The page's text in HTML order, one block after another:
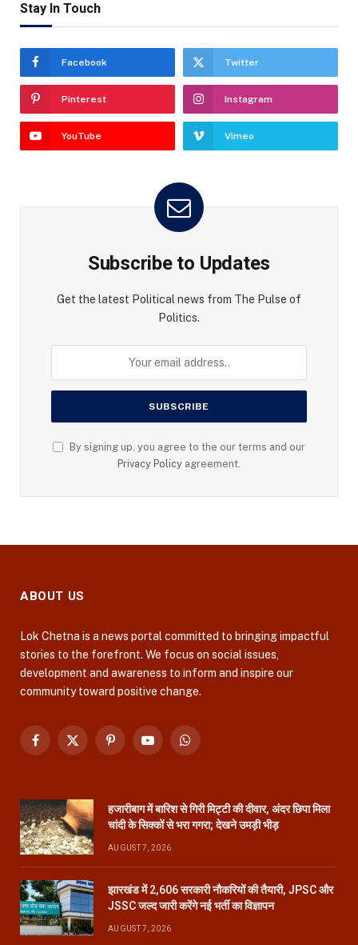
Stay In Touch
Facebook Twitter
Pinterest Instagram
YouTube Vimeo
Subscribe to Updates
Get the latest Political news from The Pulse of
Politics.
By signing up, you agree to the our terms and our
Privacy Policy agreement.
ABOUT US
Lok Chetna is a news portal committed to bringing impactful
stories to the forefront. We focus on social issues,
development and awareness to inform and inspire our
community toward positive change.
Facebook
X
PinterestYouTubeWhatsApp
हजारीबाग में बारिश से गिरी मिट्टी की दीवार, अंदर छिपा मिला
चांदी के सिक्कों से भरा गगरा; देखने उमड़ी भीड़
AUGUST 7, 2026
झारखंड में 2,606 सरकारी नौकरियों की तैयारी, JPSC और
JSSC जल्द जारी करेंगे नई भर्ती का विज्ञापन
AUGUST 7, 2026